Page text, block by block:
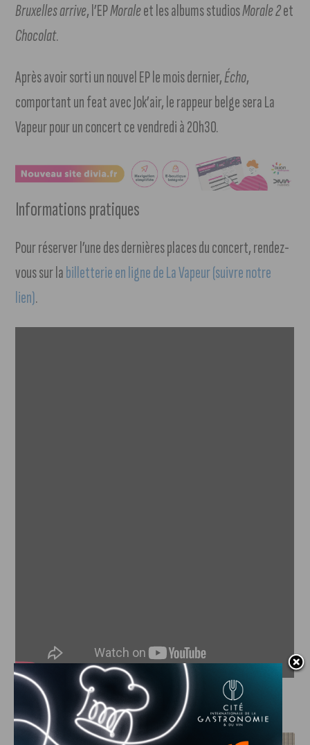
Bruxelles arrive, l’EPMoraleet les albums studiosMorale 2et
Chocolat.
Après avoir sorti un nouvel EP le mois dernier,Écho,
comportant un feat avec Jok’air, le rappeur belge sera La
Vapeur pour un concert ce vendredi à 20h30.
Informations pratiques
Pour réserver l’une des dernières places du concert, rendez-
vous sur labilletterie en ligne de La Vapeur (suivre notre
lien).
J'AIME LE DFCO